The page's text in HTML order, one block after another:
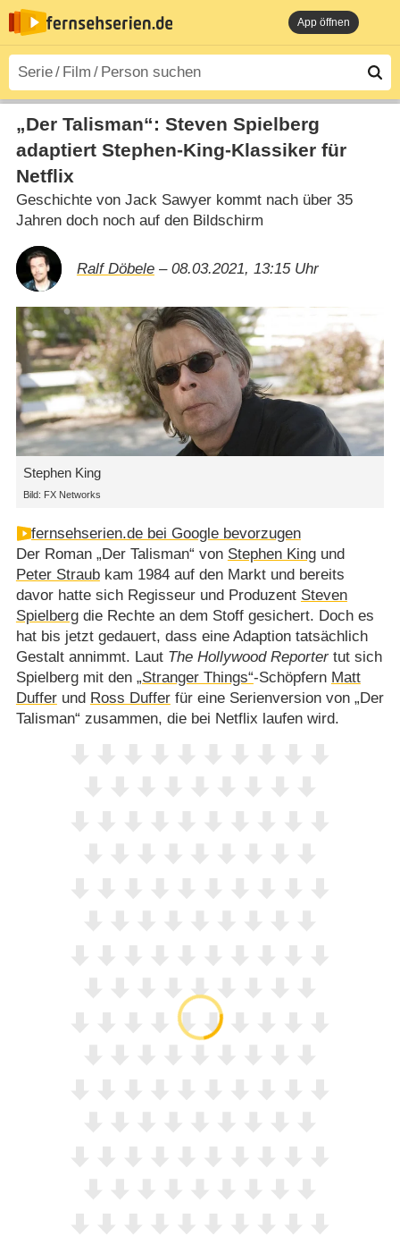
App öffnen
„Der Talisman“: Steven Spielberg
adaptiert Stephen-King-Klassiker für
Netflix
Geschichte von Jack Sawyer kommt nach über 35
Jahren doch noch auf den Bildschirm
Ralf Döbele– 08.03.2021, 13:15 Uhr
Stephen King
Bild: FX Networks
fernsehserien.de bei Google bevorzugen
Der Roman „Der Talisman“ von Stephen Kingund
Peter Straubkam 1984 auf den Markt und bereits
davor hatte sich Regisseur und Produzent Steven
Spielbergdie Rechte an dem Stoff gesichert. Doch es
hat bis jetzt gedauert, dass eine Adaption tatsächlich
Gestalt annimmt. Laut The Hollywood Reportertut sich
Spielberg mit den „Stranger Things“-Schöpfern Matt
Dufferund Ross Dufferfür eine Serienversion von „Der
Talisman“ zusammen, die bei Netflix laufen wird.